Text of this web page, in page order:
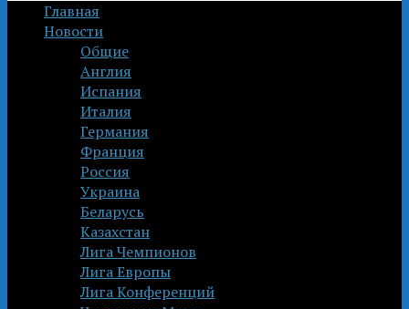
Главная
Новости
Общие
Англия
Испания
Италия
Германия
Франция
Россия
Украина
Беларусь
Казахстан
Лига Чемпионов
Лига Европы
Лига Конференций